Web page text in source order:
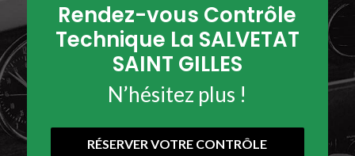
Rendez-vous Contrôle
Technique La SALVETAT
SAINT GILLES
N’hésitez plus !
RÉSERVER VOTRE CONTRÔLE